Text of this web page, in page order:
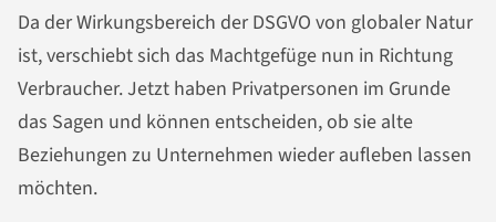
Da der Wirkungsbereich der DSGVO von globaler Natur
ist, verschiebt sich das Machtgefüge nun in Richtung
Verbraucher. Jetzt haben Privatpersonen im Grunde
das Sagen und können entscheiden, ob sie alte
Beziehungen zu Unternehmen wieder aufleben lassen
möchten.